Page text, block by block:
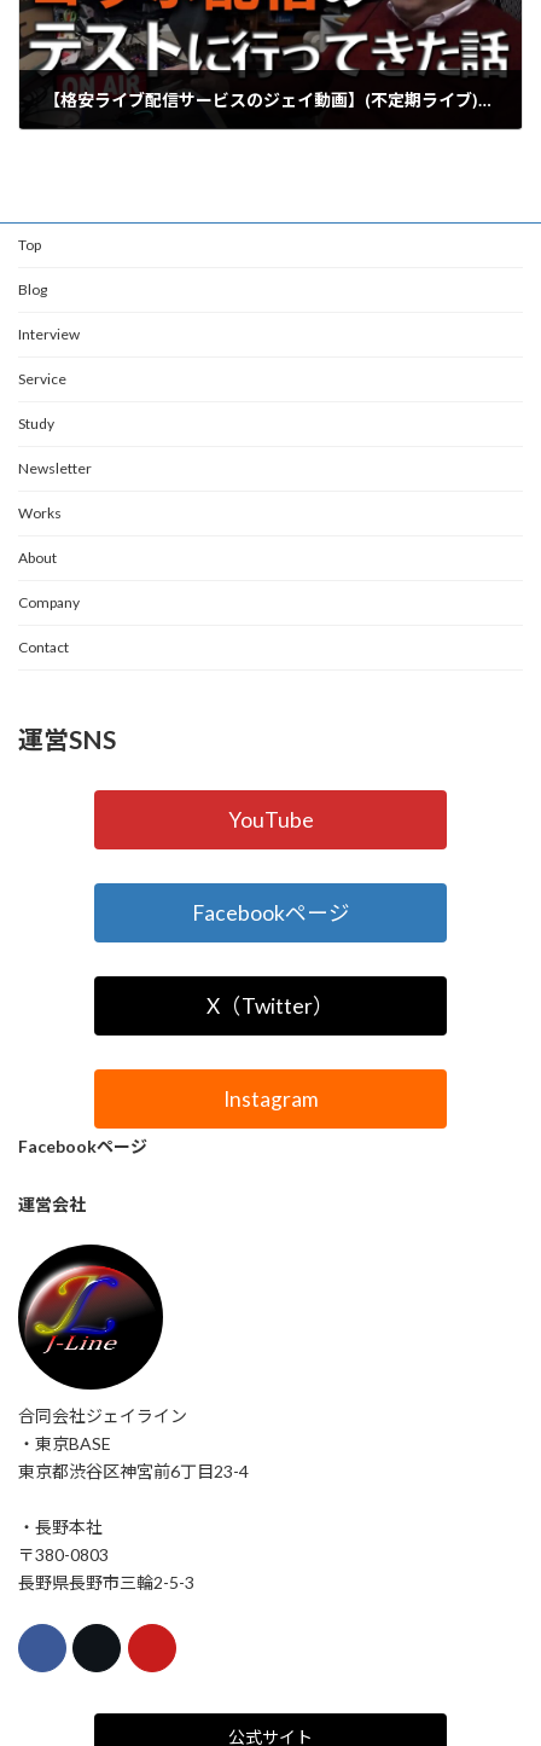
【格安ライブ配信サービスのジェイ動画】(不定期ライブ)本日の活動報告-テレビ局さんとコラボでYouTubeライブ配信するのでそのテスト配信をしてきた話/テレビ局はやっぱすごい
Top
Blog
Interview
Service
Study
Newsletter
Works
About
Company
Contact
運営SNS
YouTube
Facebookページ
X（Twitter）
Instagram
Facebookページ
運営会社
合同会社ジェイライン
・東京BASE
東京都渋谷区神宮前6丁目23-4
・長野本社
〒380-0803
長野県長野市三輪2-5-3
公式サイト